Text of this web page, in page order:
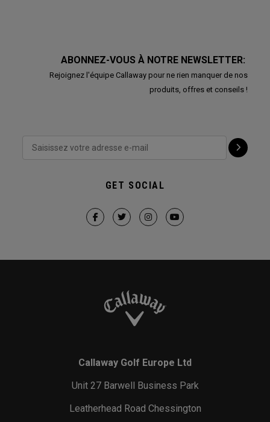
ABONNEZ-VOUS À NOTRE NEWSLETTER:
Rejoignez l'équipe Callaway pour ne rien manquer de nos
produits, offres et conseils !
GET SOCIAL
Callaway Golf Europe Ltd
Unit 27 Barwell Business Park
Leatherhead Road Chessington